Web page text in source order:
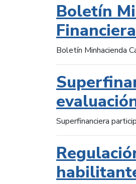
Boletín
Boletín Minhacienda
Superfinanciera